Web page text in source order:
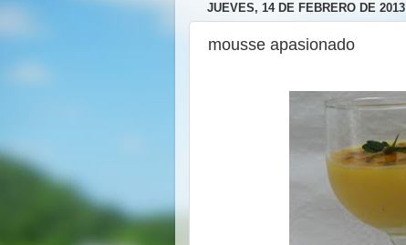
JUEVES, 14 DE FEBRERO DE 2013
mousse apasionado